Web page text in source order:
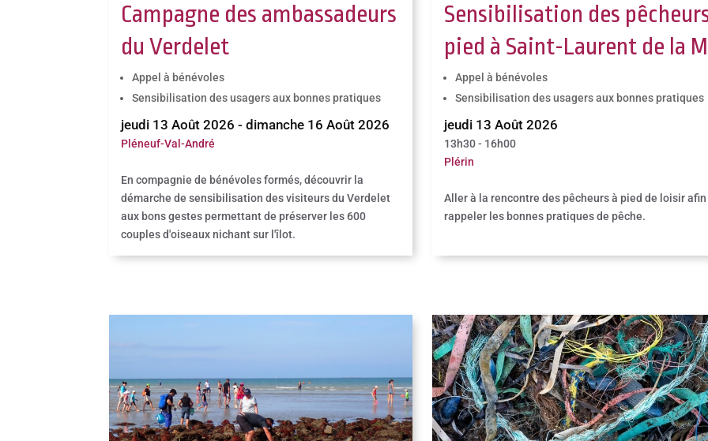
Campagne des ambassadeurs
du Verdelet
Appel à bénévoles
Sensibilisation des usagers aux bonnes pratiques
jeudi 13 Août 2026 - dimanche 16 Août 2026
Pléneuf-Val-André
En compagnie de bénévoles formés, découvrir la
démarche de sensibilisation des visiteurs du Verdelet
aux bons gestes permettant de préserver les 600
couples d'oiseaux nichant sur l'îlot.
Sensibilisation des
pied à Saint-Laurent de la
Appel à bénévoles
Sensibilisation des usagers aux bonnes pratiques
jeudi 13 Août 2026
13h30 - 16h00
Plérin
Aller à la rencontre des pêcheurs à pied de loisir afin
rappeler les bonnes pratiques de pêche.